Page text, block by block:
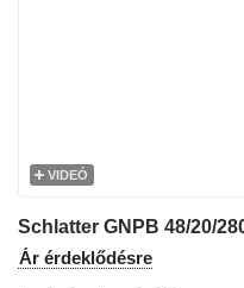
VIDEÓ
Schlatter GNPB 48/20/
Ár érdeklődésre